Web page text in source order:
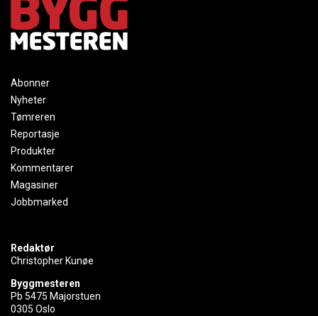
Abonner
Nyheter
Tømreren
Reportasje
Produkter
Kommentarer
Magasiner
Jobbmarked
Redaktør
Christopher Kunøe
Byggmesteren
Pb 5475 Majorstuen
0305 Oslo